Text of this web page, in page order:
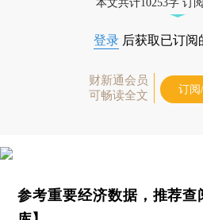
本文共计10253字 订
登录 后获取已订阅
财新通会员
可畅读全文
订阅
参考重要经济数据，推荐查